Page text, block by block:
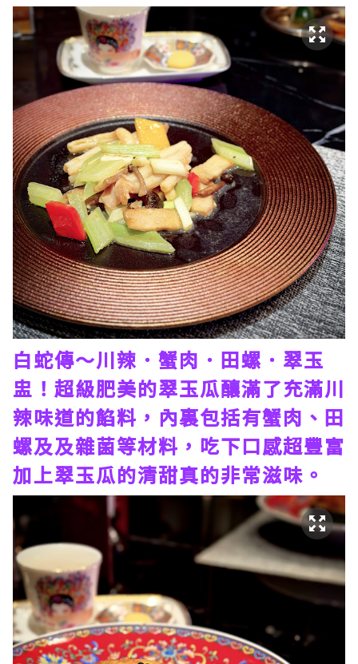
白蛇傳～川辣．蟹肉．田螺．翠玉
盅！超級肥美的翠玉瓜釀滿了充滿川
辣味道的餡料，內裏包括有蟹肉、田
螺及及雜菌等材料，吃下口感超豐富
加上翠玉瓜的清甜真的非常滋味。